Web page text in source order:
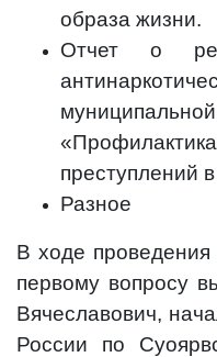
образа жизни.
Отчет о
преступлений
Разное
В ходе
первому вопросу
Вячеславович,
России по